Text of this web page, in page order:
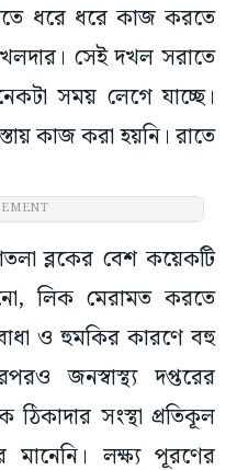
ধরে ধরে কাজ করতে
সেই দখল সরাতে
সময় লেগে যাচ্ছে।
কাজ করা হয়নি। রাতে
ব্লকের বেশ কয়েকটি
লিক মেরামত করতে
ও হুমকির কারণে বহু
জনস্বাস্থ্য দপ্তরের
ঠিকাদার সংস্থা প্রতিকূল
লক্ষ্য পূরণের